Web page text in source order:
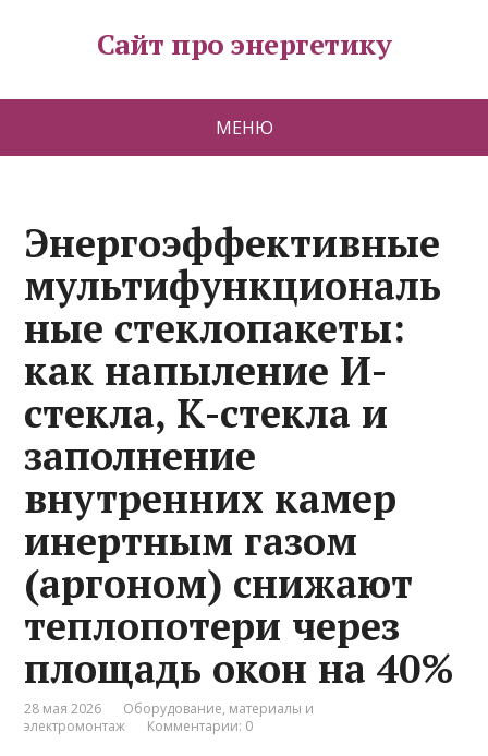
Сайт про энергетику
МЕНЮ
Энергоэффективные
мультифункциональ
ные стеклопакеты:
как напыление И-
стекла, К-стекла и
заполнение
внутренних камер
инертным газом
(аргоном) снижают
теплопотери через
площадь окон на 40%
28 мая 2026
Оборудование, материалы и
электромонтаж
Комментарии: 0